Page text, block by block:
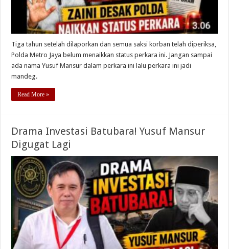
Tiga tahun setelah dilaporkan dan semua saksi korban telah diperiksa,
Polda Metro Jaya belum menaikkan status perkara ini. Jangan sampai
ada nama Yusuf Mansur dalam perkara ini lalu perkara ini jadi
mandeg.
Read More »
Drama Investasi Batubara! Yusuf Mansur
Digugat Lagi